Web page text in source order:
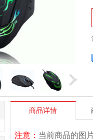
商品详情
注意： 当前商品的图